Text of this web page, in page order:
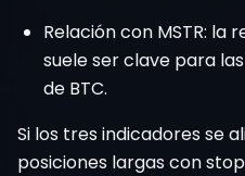
Relación con MSTR: la
suele ser clave para
de BTC.
Si los tres indicadores se
posiciones largas con